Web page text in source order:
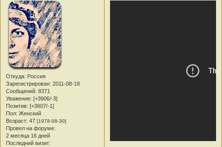
Откуда: Россия
Зарегистрирован: 2011-08-18
Сообщений: 8371
Уважение: [+3906/-3]
Позитив: [+3607/-1]
Пол: Женский
Возраст: 47 [1978-08-30]
Провел на форуме:
2 месяца 16 дней
Последний визит: